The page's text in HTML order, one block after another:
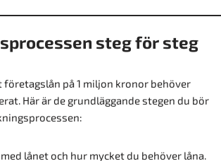
steg för steg
företagslån på 1 miljon kronor behöver
Här är de grundläggande stegen du bör
lånet och hur mycket du behöver låna.